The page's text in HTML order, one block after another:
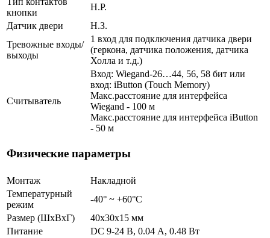
кнопки
Н.Р.
Датчик двери
Н.З.
Тревожные входы/
выходы
1 вход для подключения датчика двери
(геркона, датчика положения, датчика
Холла и т.д.)
Считыватель
Вход: Wiegand-26…44, 56, 58 бит или
вход: iButton (Touch Memory)
Макс.расстояние для интерфейса
Wiegand - 100 м
Макс.расстояние для интерфейса iButton
- 50 м
Физические параметры
Монтаж
Накладной
Температурный
режим
-40° ~ +60°С
Размер (ШxВxГ)
40x30x15 мм
Питание
DC 9-24 В, 0.04 А, 0.48 Вт